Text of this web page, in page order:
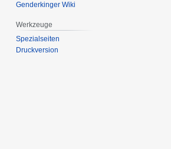
Genderkinger Wiki
Werkzeuge
Spezialseiten
Druckversion